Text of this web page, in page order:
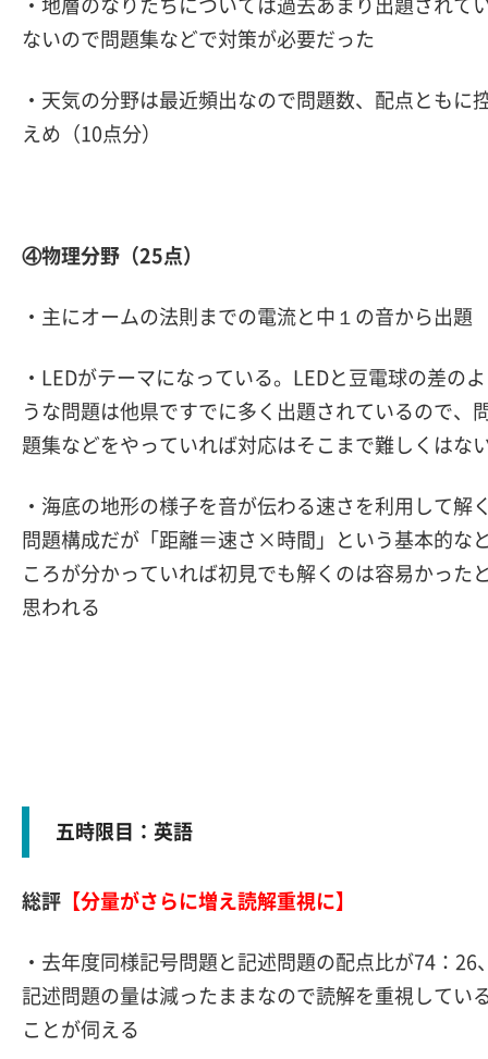
・地層のなりたちについては過去あまり出題されて
ないので問題集などで対策が必要だった
・天気の分野は最近頻出なので問題数、配点ともに
えめ（10点分）
④物理分野（25点）
・主にオームの法則までの電流と中１の音から出題
・LEDがテーマになっている。LEDと豆電球の差のよ
うな問題は他県ですでに多く出題されているので、
題集などをやっていれば対応はそこまで難しくはな
・海底の地形の様子を音が伝わる速さを利用して解
問題構成だが「距離＝速さ×時間」という基本的な
ころが分かっていれば初見でも解くのは容易かった
思われる
五時限目：英語
総評 【分量がさらに増え読解重視に】
・去年度同様記号問題と記述問題の配点比が74：26
記述問題の量は減ったままなので読解を重視してい
ことが伺える